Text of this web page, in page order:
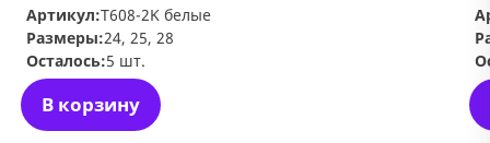
В корзину
Артикул:T608-2K белые
Размеры:24, 25, 28
Осталось:5 шт.